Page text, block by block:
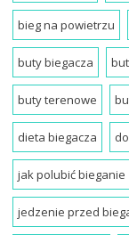
bieg na powietrzu
buty biegacza
buty terenowe
dieta biegacza
jak polubić bieganie
jedzenie przed